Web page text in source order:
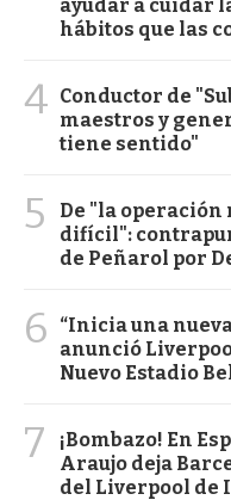
ayudar a cuidar
hábitos que las
4 Conductor de
maestros y
tiene sentido"
5
De "la operación
difícil":
de Peñarol por
6
“Inicia una
anunció
Nuevo Estadio
7
¡Bombazo! En
Araujo deja
del Liverpool de